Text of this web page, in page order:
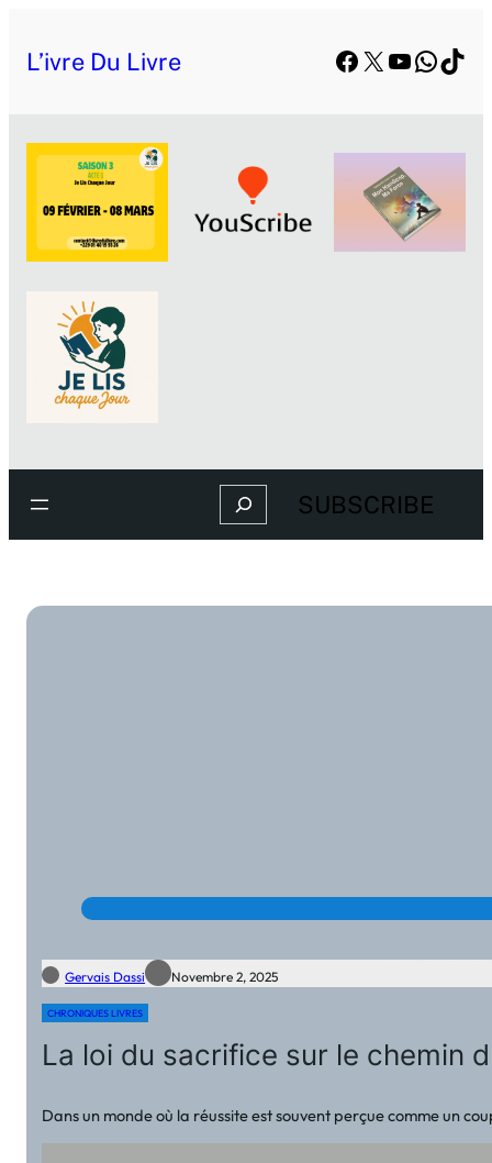
L’ivre Du Livre Facebook
X YouTube
Search SUBSCRIBE
Gervais Dassi Novembre 2, 2025
CHRONIQUES LIVRES
La loi du sacrifice sur le chemin
Dans un monde où la réussite est souvent perçue comme un